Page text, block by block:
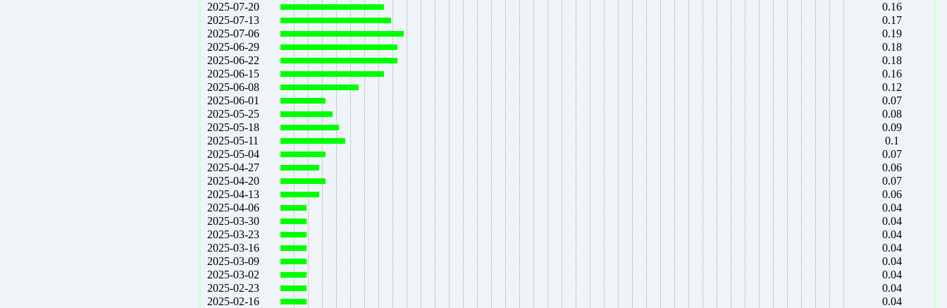
2025-07-20
0.16
2025-07-13
0.17
2025-07-06
0.19
2025-06-29
0.18
2025-06-22
0.18
2025-06-15
0.16
2025-06-08
0.12
2025-06-01
0.07
2025-05-25
0.08
2025-05-18
0.09
2025-05-11
0.1
2025-05-04
0.07
2025-04-27
0.06
2025-04-20
0.07
2025-04-13
0.06
2025-04-06
0.04
2025-03-30
0.04
2025-03-23
0.04
2025-03-16
0.04
2025-03-09
0.04
2025-03-02
0.04
2025-02-23
0.04
2025-02-16
0.04